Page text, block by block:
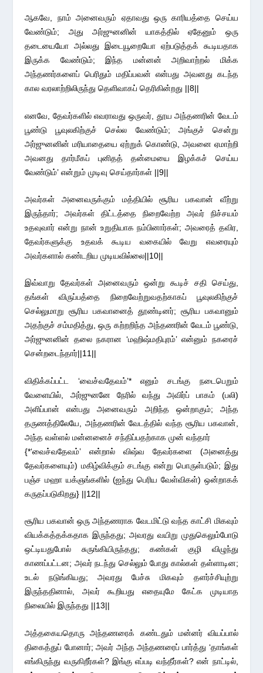
ஆகவே, நாம் அனைவரும் ஏதாவது ஒரு காரியத்தை செய்ய
வேண்டும்; அது அர்ஜுனனின் யாகத்தில் ஏதேனும் ஒரு
தடையையோ அல்லது இடையூறையோ ஏற்படுத்தக் கூடியதாக
இருக்க வேண்டும்; இந்த மன்னன் அறிவாற்றல் மிக்க
அந்தணர்களைப் பெரிதும் மதிப்பவன் என்பது அவனது கடந்த
கால வரலாற்றிலிருந்து தெளிவாகப் தெரிகின்றது ||8||
எனவே, தேவர்களில் எவராவது ஒருவர், தூய அந்தணரின் வேடம்
பூண்டு பூவுலகிற்குச் செல்ல வேண்டும்; அங்குச் சென்று
அர்ஜுனனின் மரியாதையை ஏற்றுக் கொண்டு, அவனை ஏமாற்றி
அவனது தார்மீகப் புனிதத் தன்மையை இழக்கச் செய்ய
வேண்டும்’ என்றும் முடிவு செய்தார்கள் ||9||
அவர்கள் அனைவருக்கும் மத்தியில் சூரிய பகவான் வீற்று
இருந்தார்; அவர்கள் திட்டத்தை நிறைவேற்ற அவர் நிச்சயம்
உதவுவார் என்று நான் உறுதியாக நம்பினார்கள்; அவரைத் தவிர,
தேவர்களுக்கு உதவக் கூடிய வகையில் வேறு எவரையும்
அவர்களால் கண்டறிய முடியவில்லை||10||
இவ்வாறு தேவர்கள் அனைவரும் ஒன்று கூடிச் சதி செய்து,
தங்கள் விருப்பத்தை நிறைவேற்றுவதற்காகப் பூவுலகிற்குச்
செல்லுமாறு சூரிய பகவானைத் தூண்டினர்; சூரிய பகவானும்
அதற்குச் சம்மதித்து, ஒரு கற்றறிந்த அந்தணரின் வேடம் பூண்டு,
அர்ஜுனனின் தலை நகரான ‘மஹிஷ்மதிபுரம்’ என்னும் நகரைச்
சென்றடைந்தார்||11||
விதிக்கப்பட்ட ‘வைச்வதேவம்’* எனும் சடங்கு நடைபெறும்
வேளையில், அர்ஜுனனே நேரில் வந்து அவிர்ப் பாகம் (பலி)
அளிப்பான் என்பது அனைவரும் அறிந்த ஒன்றாகும்; அந்த
தருணத்திலேயே, அந்தணரின் வேடத்தில் வந்த சூரிய பகவான்,
அந்த வள்ளல் மன்னனைச் சந்திப்பதற்காக முன் வந்தார்
{*‘வைச்வதேவம்’ என்றால் விஷ்வ தேவர்களை (அனைத்து
தேவர்களையும்) மகிழ்விக்கும் சடங்கு என்று பொருள்படும்; இது
பஞ்ச மஹா யக்ஞங்களில் (ஐந்து பெரிய வேள்விகள்) ஒன்றாகக்
கருதப்படுகிறது} ||12||
சூரிய பகவான் ஒரு அந்தணராக வேடமிட்டு வந்த காட்சி மிகவும்
வியக்கத்தக்கதாக இருந்தது; அவரது வயிறு முதுகெலும்போடு
ஒட்டியதுபோல் சுருங்கியிருந்தது; கண்கள் குழி விழுந்து
காணப்பட்டன; அவர் நடந்து செல்லும் போது கால்கள் தள்ளாடின;
உடல் நடுங்கியது; அவரது பேச்சு மிகவும் தளர்ச்சியுற்று
இருந்ததினால், அவர் கூறியது எதையுமே கேட்க முடியாத
நிலையில் இருந்தது ||13||
அத்தகையதொரு அந்தணரைக் கண்டதும் மன்னர் வியப்பால்
திகைத்துப் போனார்; அவர் அந்த அந்தணரைப் பார்த்து ‘தாங்கள்
எங்கிருந்து வருகிறீர்கள்? இங்கு எப்படி வந்தீர்கள்? என் நாட்டில்,